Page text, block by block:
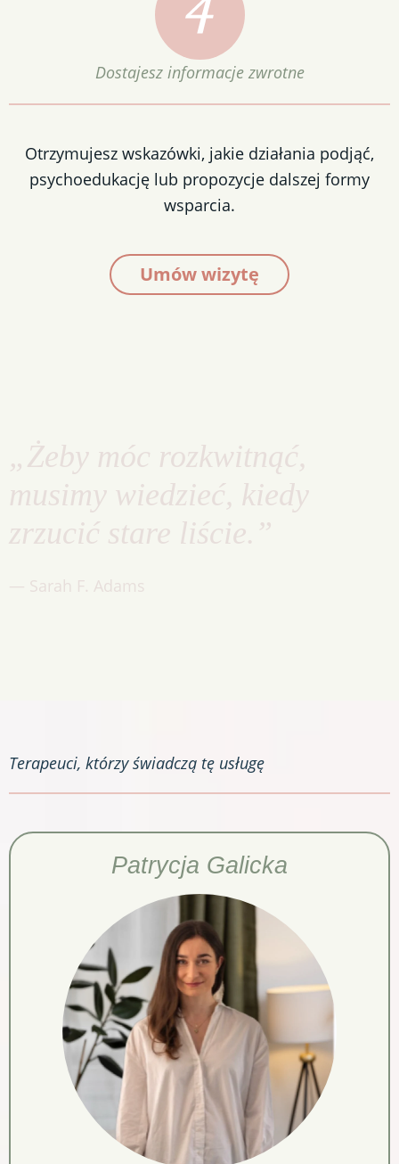
Dostajesz informacje zwrotne
Otrzymujesz wskazówki, jakie działania podjąć,
psychoedukację lub propozycje dalszej formy
wsparcia.
Umów wizytę
„Żeby móc rozkwitnąć,
musimy wiedzieć, kiedy
zrzucić stare liście.”
— Sarah F. Adams
Terapeuci, którzy świadczą tę usługę
Patrycja Galicka